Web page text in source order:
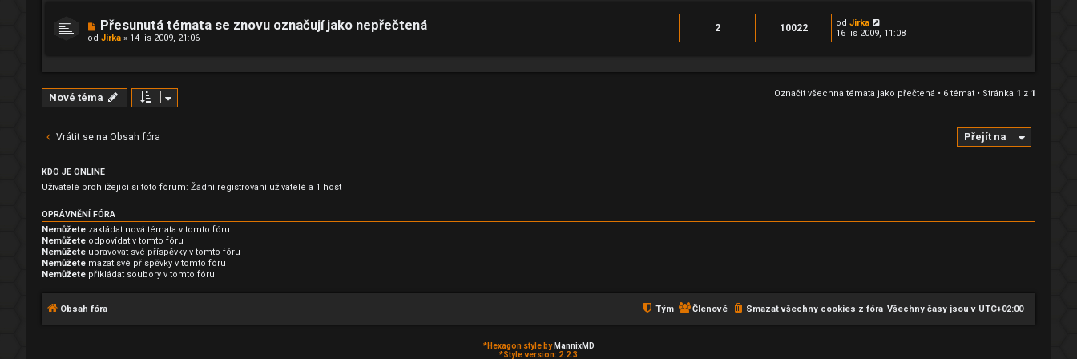
Přesunutá témata se znovu označují jako nepřečtená
od Jirka » 14 lis 2009, 21:06
2 10022 od Jirka
16 lis 2009, 11:08
Nové téma Označit všechna témata jako přečtená • 6 témat • Stránka 1 z 1
Vrátit se na Obsah fóra Přejít na
KDO JE ONLINE
Uživatelé prohlížející si toto fórum: Žádní registrovaní uživatelé a 1 host
OPRÁVNĚNÍ FÓRA
Nemůžete zakládat nová témata v tomto fóru
Nemůžete odpovídat v tomto fóru
Nemůžete upravovat své příspěvky v tomto fóru
Nemůžete mazat své příspěvky v tomto fóru
Nemůžete přikládat soubory v tomto fóru
Obsah fóra Všechny časy jsou v UTC+02:00
Smazat všechny cookies z fóra
Členové
Tým
*Hexagon style by MannixMD
*Style version: 2.2.3